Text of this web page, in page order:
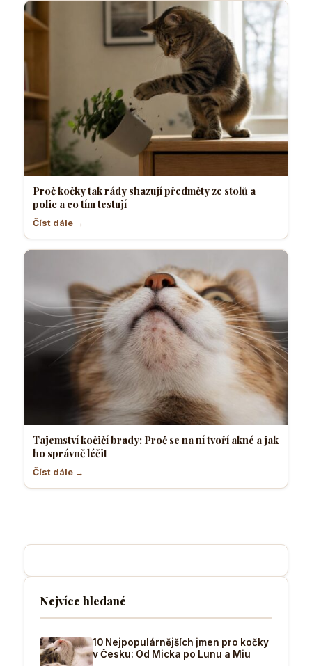
Proč kočky tak rády shazují předměty ze stolů a
polic a co tím testují
Číst dále →
Tajemství kočičí brady: Proč se na ní tvoří akné a jak
ho správně léčit
Číst dále →
Nejvíce hledané
10 Nejpopulárnějších jmen pro kočky
v Česku: Od Micka po Lunu a Miu